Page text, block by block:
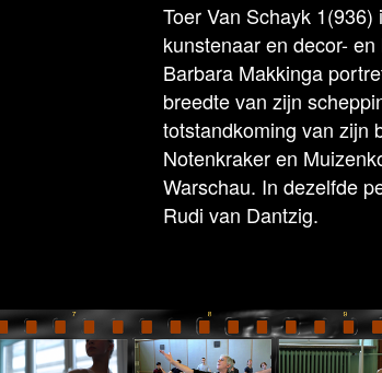
Toer Van Schayk
kunstenaar en decor-
Barbara Makkinga
breedte van zijn
totstandkoming van zijn
Notenkraker en
Warschau. In dezelfde
Rudi van Dantzig.